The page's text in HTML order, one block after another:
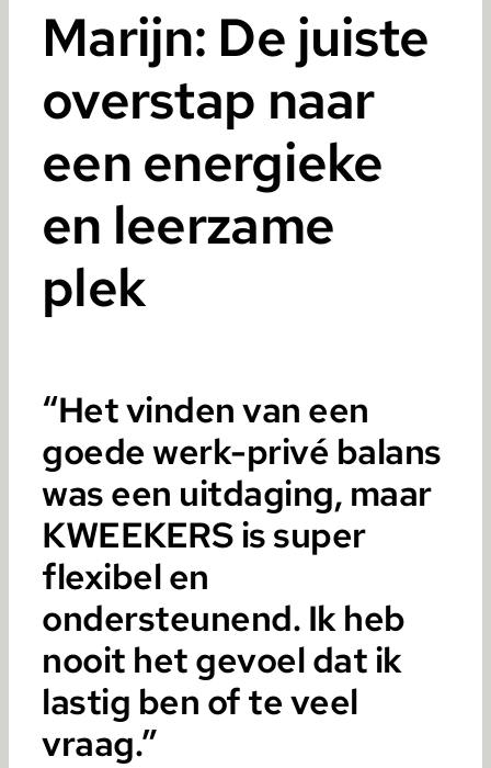
Marijn: De juiste
overstap naar
een energieke
en leerzame
plek
“Het vinden van een
goede werk-privé balans
was een uitdaging, maar
KWEEKERS is super
flexibel en
ondersteunend. Ik heb
nooit het gevoel dat ik
lastig ben of te veel
vraag.”